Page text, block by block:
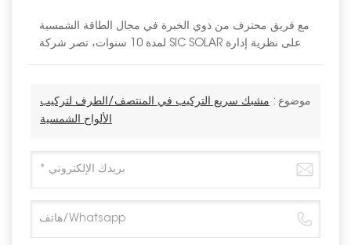
مع فريق محترف من ذوي الخبرة في مجال الطاقة الشمسية
لمدة 10 سنوات، تصر شركة SIC SOLAR على نظرية إدارة
موضوع : مشبك سريع التركيب في المنتصف/الطرف لتركيب
الألواح الشمسية